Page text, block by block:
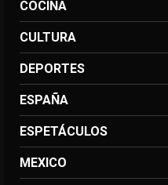
COCINA
CULTURA
DEPORTES
ESPAÑA
ESPETÁCULOS
MEXICO